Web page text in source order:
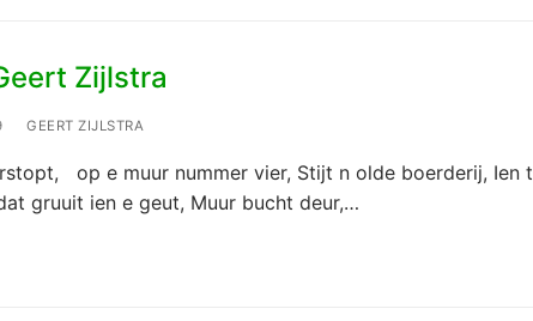
Zijlstra
GEERT ZIJLSTRA
op e muur nummer vier, Stijt n olde boerderij, Ien t
gruuit ien e geut, Muur bucht deur,…